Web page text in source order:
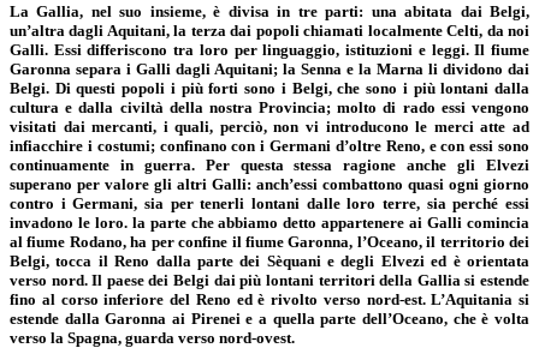
La Gallia, nel suo insieme, è divisa in tre parti: una abitata dai Belgi,
un’altra dagli Aquitani, la terza dai popoli chiamati localmente Celti, da noi
Galli. Essi differiscono tra loro per linguaggio, istituzioni e leggi. Il fiume
Garonna separa i Galli dagli Aquitani; la Senna e la Marna li dividono dai
Belgi. Di questi popoli i più forti sono i Belgi, che sono i più lontani dalla
cultura e dalla civiltà della nostra Provincia; molto di rado essi vengono
visitati dai mercanti, i quali, perciò, non vi introducono le merci atte ad
infiacchire i costumi; confinano con i Germani d’oltre Reno, e con essi sono
continuamente in guerra. Per questa stessa ragione anche gli Elvezi
superano per valore gli altri Galli: anch’essi combattono quasi ogni giorno
contro i Germani, sia per tenerli lontani dalle loro terre, sia perché essi
invadono le loro. la parte che abbiamo detto appartenere ai Galli comincia
al fiume Rodano, ha per confine il fiume Garonna, l’Oceano, il territorio dei
Belgi, tocca il Reno dalla parte dei Sèquani e degli Elvezi ed è orientata
verso nord. Il paese dei Belgi dai più lontani territori della Gallia si estende
fino al corso inferiore del Reno ed è rivolto verso nord-est. L’Aquitania si
estende dalla Garonna ai Pirenei e a quella parte dell’Oceano, che è volta
verso la Spagna, guarda verso nord-ovest.